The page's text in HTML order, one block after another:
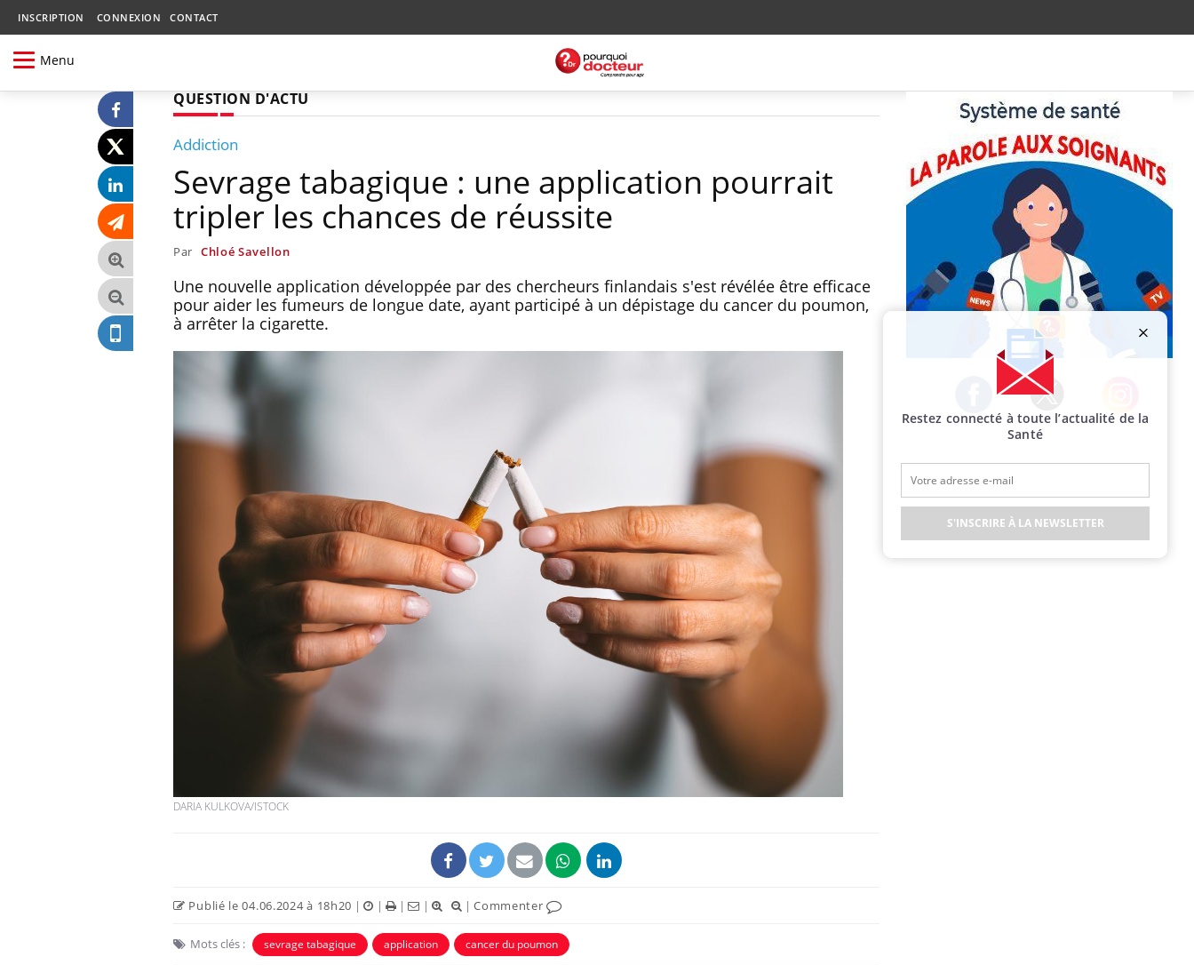
INSCRIPTION CONNEXION CONTACT
Menu
QUESTION D'ACTU
Addiction
Sevrage tabagique : une application pourrait
tripler les chances de réussite
Par Chloé Savellon
Une nouvelle application développée par des chercheurs finlandais s'est révélée être efficace
pour aider les fumeurs de longue date, ayant participé à un dépistage du cancer du poumon,
à arrêter la cigarette.
DARIA KULKOVA/ISTOCK
Publié le 04.06.2024 à 18h20 | | | | |Commenter
Mots clés : sevrage tabagique application cancer du poumon
Facebook Twitter Instagram
Restez connecté à toute l’actualité de la
Santé
S'INSCRIRE À LA NEWSLETTER